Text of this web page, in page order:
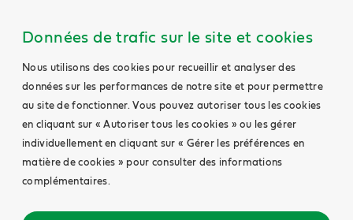
Données de trafic sur le site et cookies
Nous utilisons des cookies pour recueillir et analyser des
données sur les performances de notre site et pour permettre
au site de fonctionner. Vous pouvez autoriser tous les cookies
en cliquant sur « Autoriser tous les cookies » ou les gérer
individuellement en cliquant sur « Gérer les préférences en
matière de cookies » pour consulter des informations
complémentaires.